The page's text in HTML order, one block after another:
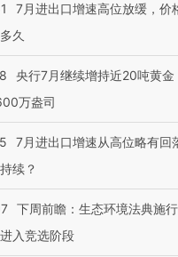
7月进出口增速高位放缓，价
久
央行7月继续增持近20吨黄金
万盎司
7月进出口增速从高位略有回
续？
下周前瞻：生态环境法典施
入竞选阶段